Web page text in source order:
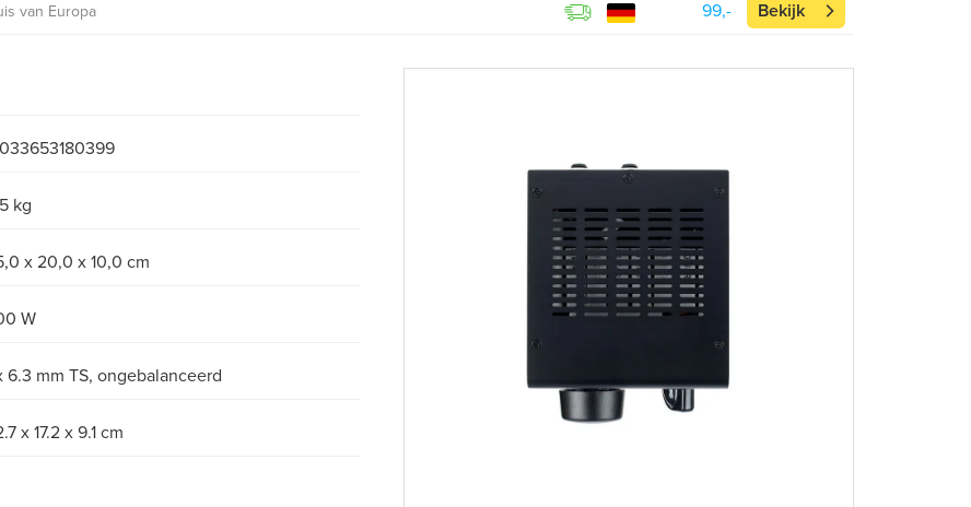
van Europa 99,- Bekijk
kg
x 20,0 x 10,0 cm
W
6.3 mm TS, ongebalanceerd
x 17.2 x 9.1 cm